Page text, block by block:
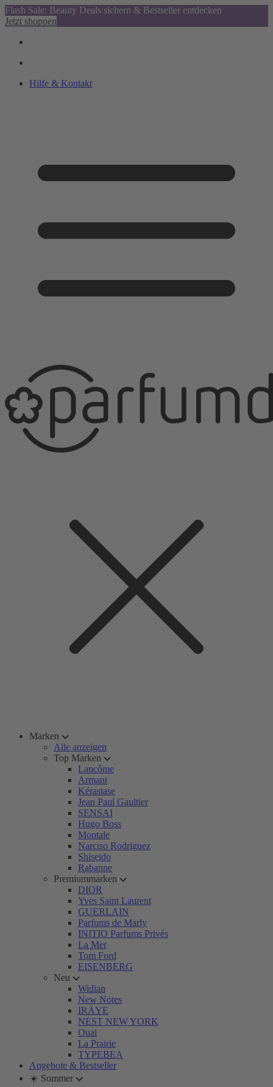
Flash Sale: Beauty Deals sichern & Bestseller entdecken
Jetzt shoppen
Hilfe & Kontakt
Marken
Alle anzeigen
Top Marken
Lancôme
Armani
Kérastase
Jean Paul Gaultier
SENSAI
Hugo Boss
Montale
Narciso Rodriguez
Shiseido
Rabanne
Premiummarken
DIOR
Yves Saint Laurent
GUERLAIN
Parfums de Marly
INITIO Parfums Privés
La Mer
Tom Ford
EISENBERG
Neu
Widian
New Notes
IRÄYE
NEST NEW YORK
Ouai
La Prairie
TYPEBEA
Angebote & Bestseller
☀️ Sommer